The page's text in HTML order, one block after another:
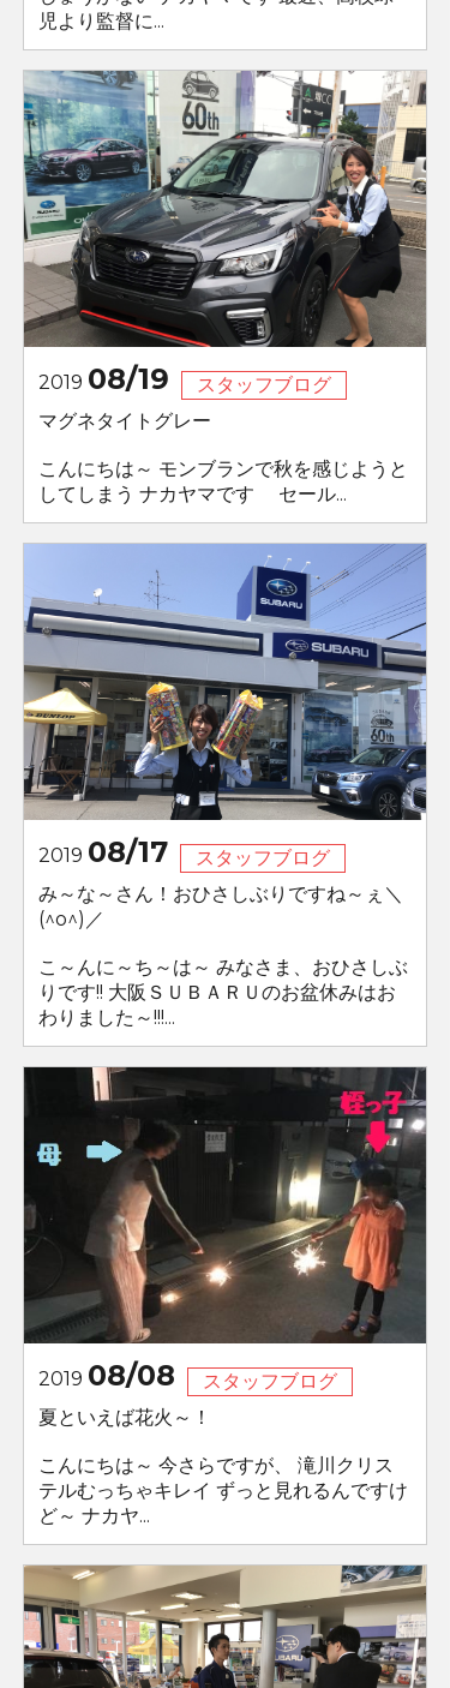
児より監督に...
2019 08/19
スタッフブログ
マグネタイトグレー
こんにちは～ モンブランで秋を感じようと
してしまう ナカヤマです セール...
2019 08/17
スタッフブログ
み～な～さん！おひさしぶりですね～ぇ＼
(^o^)／
こ～んに～ち～は～ みなさま、おひさしぶ
りです!! 大阪ＳＵＢＡＲＵのお盆休みはお
わりました～!!!...
2019 08/08
スタッフブログ
夏といえば花火～！
こんにちは～ 今さらですが、 滝川クリス
テルむっちゃキレイ ずっと見れるんですけ
ど～ ナカヤ...